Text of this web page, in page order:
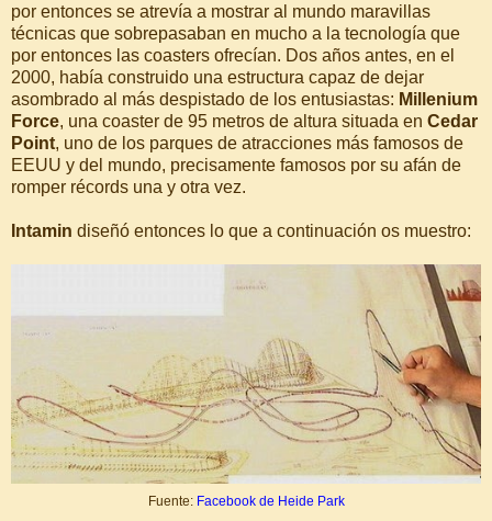
por entonces se atrevía a mostrar al mundo maravillas
técnicas que sobrepasaban en mucho a la tecnología que
por entonces las coasters ofrecían. Dos años antes, en el
2000, había construido una estructura capaz de dejar
asombrado al más despistado de los entusiastas: Millenium
Force, una coaster de 95 metros de altura situada en Cedar
Point, uno de los parques de atracciones más famosos de
EEUU y del mundo, precisamente famosos por su afán de
romper récords una y otra vez.
Intamin diseñó entonces lo que a continuación os muestro:
Fuente: Facebook de Heide Park